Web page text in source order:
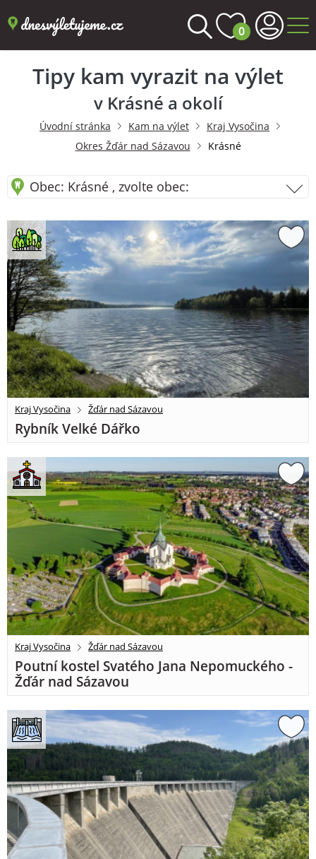
0
Tipy kam vyrazit na výlet
v Krásné a okolí
Úvodní stránka Kam na výlet
Kraj Vysočina
Okres Žďár nad Sázavou
Krásné
Obec: Krásné , zvolte obec:
Kraj Vysočina Žďár nad Sázavou
Rybník Velké Dářko
Kraj Vysočina Žďár nad Sázavou
Poutní kostel Svatého Jana Nepomuckého -
Žďár nad Sázavou